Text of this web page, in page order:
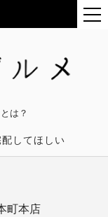
は？
配してほしい
町本店